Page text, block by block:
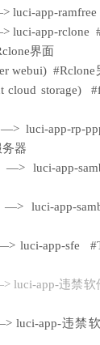
luci-app-
luci-app-rclone
界面
webui) #Rclone
cloud storage)
luci-app-rp-
务器
—> luci-app-
—> luci-app-
luci-app-sfe
luci-app-违禁
luci-app-违禁